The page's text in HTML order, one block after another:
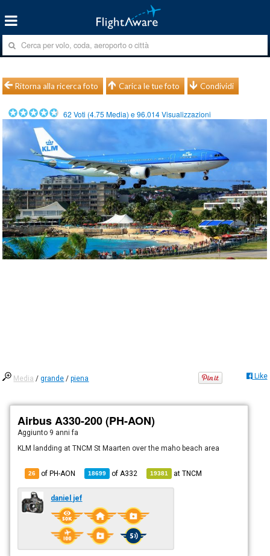
Ritorna alla ricerca foto Carica le tue foto Condividi
62 Voti (4.75 Media) e96.014Visualizzazioni
Media /grande /piena Like
Airbus A330-200 (PH-AON)
Aggiunto 9 anni fa
KLM landding at TNCM St Maarten over the maho beach area
26 of PH-AON 18699 of A332 19381 atTNCM
daniel jef